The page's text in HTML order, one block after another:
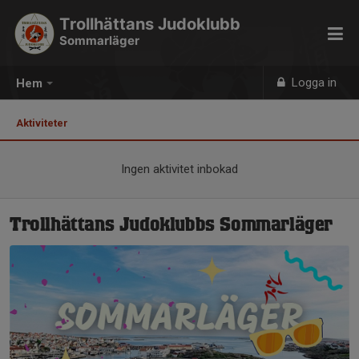
Hem Logga in
Trollhättans Judoklubb
Sommarläger
Aktiviteter
Ingen aktivitet inbokad
Trollhättans Judoklubbs Sommarläger